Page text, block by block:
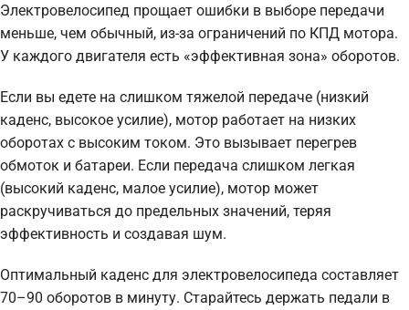
Электровелосипед прощает ошибки в выборе передачи
меньше, чем обычный, из-за ограничений по КПД мотора.
У каждого двигателя есть «эффективная зона» оборотов.
Если вы едете на слишком тяжелой передаче (низкий
каденс, высокое усилие), мотор работает на низких
оборотах с высоким током. Это вызывает перегрев
обмоток и батареи. Если передача слишком легкая
(высокий каденс, малое усилие), мотор может
раскручиваться до предельных значений, теряя
эффективность и создавая шум.
Оптимальный каденс для электровелосипеда составляет
70–90 оборотов в минуту. Старайтесь держать педали в